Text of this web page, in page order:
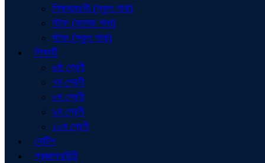
শিক্ষকমন্ডলী (স্কুল শাখা)
স্টাফ (কলেজ শাখা)
স্টাফ (স্কুল শাখা)
শিক্ষার্থী
৬ষ্ঠ শ্রেণী
৭ম শ্রেণী
৮ম শ্রেণী
৯ম শ্রেণী
১০ম শ্রেণী
নোটিশ
প্রজ্ঞাপন/চিঠি